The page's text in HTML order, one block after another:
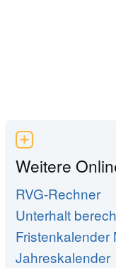
Weitere
RVG-Rechner
Unterhalt
Fristenkalender
Jahreskalender